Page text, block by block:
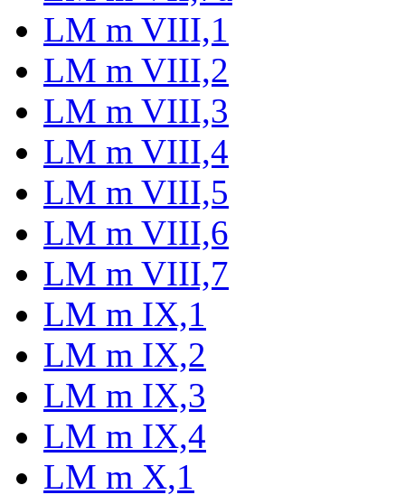
LM m VIII,1
LM m VIII,2
LM m VIII,3
LM m VIII,4
LM m VIII,5
LM m VIII,6
LM m VIII,7
LM m IX,1
LM m IX,2
LM m IX,3
LM m IX,4
LM m X,1